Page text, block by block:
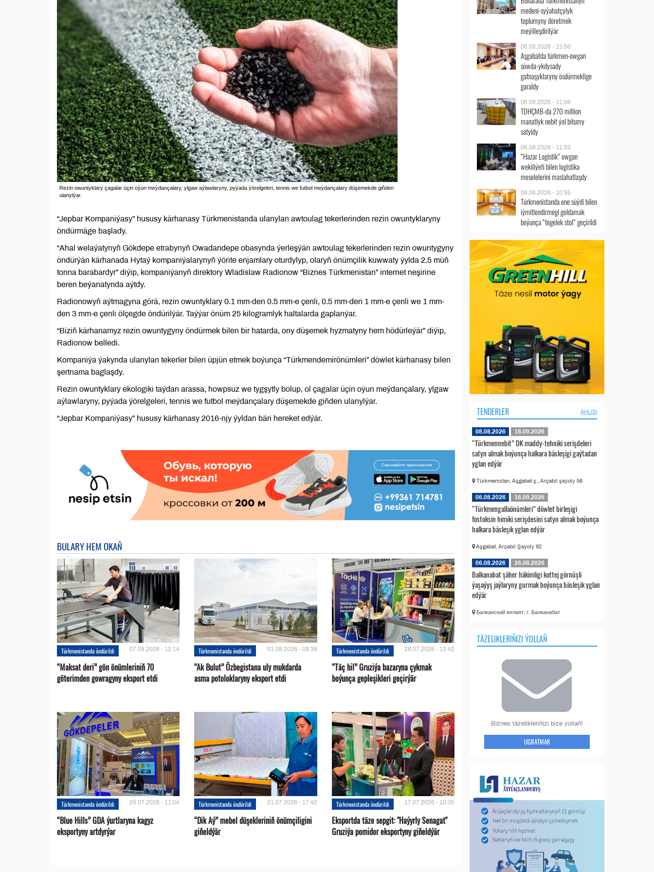
Rezin owuntyklary çagalar üçin oýun meýdançalary, ylgaw aýlawlaryny, pyýada ýörelgeleri, tennis we futbol meýdançalary düşemekde giňden
ulanylýar.
“Jepbar Kompaniýasy” hususy kärhanasy Türkmenistanda ulanylan awtoulag tekerlerinden rezin owuntyklaryny
öndürmäge başlady.
“Ahal welaýatynyň Gökdepe etrabynyň Owadandepe obasynda ýerleşýän awtoulag tekerlerinden rezin owuntygyny
öndürýän kärhanada Hytaý kompaniýalarynyň ýörite enjamlary oturdylyp, olaryň önümçilik kuwwaty ýylda 2.5 müň
tonna barabardyr” diýip, kompaniýanyň direktory Wladislaw Radionow “Biznes Türkmenistan” internet neşirine
beren beýanatynda aýtdy.
Radionowyň aýtmagyna görä, rezin owuntyklary 0.1 mm-den 0.5 mm-e çenli, 0.5 mm-den 1 mm-e çenli we 1 mm-
den 3 mm-e çenli ölçegde öndürilýär. Taýýar önüm 25 kilogramlyk haltalarda gaplanýar.
“Biziň kärhanamyz rezin owuntygyny öndürmek bilen bir hatarda, ony düşemek hyzmatyny hem hödürleýär” diýip,
Radionow belledi.
Kompaniýa ýakynda ulanylan tekerler bilen üpjün etmek boýunça “Türkmendemirönümleri” döwlet kärhanasy bilen
şertnama baglaşdy.
Rezin owuntyklary ekologiki taýdan arassa, howpsuz we tygşytly bolup, ol çagalar üçin oýun meýdançalary, ylgaw
aýlawlaryny, pyýada ýörelgeleri, tennis we futbol meýdançalary düşemekde giňden ulanylýar.
“Jepbar Kompaniýasy” hususy kärhanasy 2016-njy ýyldan bäri hereket edýär.
BULARY HEM OKAŇ
Türkmenistanda öndürildi 07.08.2026 - 12:14
“Maksat deri” gön önümleriniň 70
göterimden gowragyny eksport etdi
Türkmenistanda öndürildi 01.08.2026 - 09:38
“Ak Bulut” Özbegistana uly mukdarda
asma potoloklaryny eksport etdi
Türkmenistanda öndürildi 28.07.2026 - 13:42
“Täç hil” Gruziýa bazaryna çykmak
boýunça gepleşikleri geçirýär
Türkmenistanda öndürildi 25.07.2026 - 11:04
“Blue Hills” GDA ýurtlaryna kagyz
eksportyny artdyrýar
Türkmenistanda öndürildi 21.07.2026 - 17:42
“Dik Aý” mebel düşekleriniň önümçiligini
giňeldýär
Türkmenistanda öndürildi 17.07.2026 - 10:35
Eksportda täze sepgit: "Haýyrly Senagat"
Gruziýa pomidor eksportyny giňeldýär
medeni-syýahatçylyk
toplumyny döretmek
meýilleşdirilýär
06.08.2026 - 13:50
Aşgabatda türkmen-owgan
söwda-ykdysady
gatnaşyklaryny ösdürmeklige
garaldy
06.08.2026 - 11:06
TDHÇMB-da 270 million
manatlyk nebit ýol bitumy
satyldy
06.08.2026 - 11:03
“Hazar Logistik” owgan
wekiliýeti bilen logistika
meselelerini maslahatlaşdy
06.08.2026 - 10:55
Türkmenistanda ene süýdi bilen
iýmitlendirmegi goldamak
boýunça “tegelek stol” geçirildi
TENDERLER ÄHLISI
08.08.2026 18.09.2026
“Türkmennebit” DK maddy-tehniki serişdeleri
satyn almak boýunça halkara bäsleşigi gaýtadan
yglan edýär
Türkmenistan, Aşgabat ş., Arçabil şaýoly 56
06.08.2026 16.09.2026
“Türkmengallaönümleri” döwlet birleşigi
fostoksin himiki serişdesini satyn almak boýunça
halkara bäsleşik yglan edýär
Aşgabat, Arçabil Şaýoly 92
06.08.2026 26.08.2026
Balkanabat şäher häkimligi kottej görnüşli
ýaşaýyş jaýlaryny gurmak boýunça bäsleşik yglan
edýär
Балканский велаят, г. Балканабат
TÄZELIKLERIŇIZI ÝOLLAŇ
Biznes täzelikleriňizi bize ýollaň!
UGRATMAK